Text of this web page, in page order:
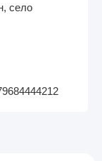
село